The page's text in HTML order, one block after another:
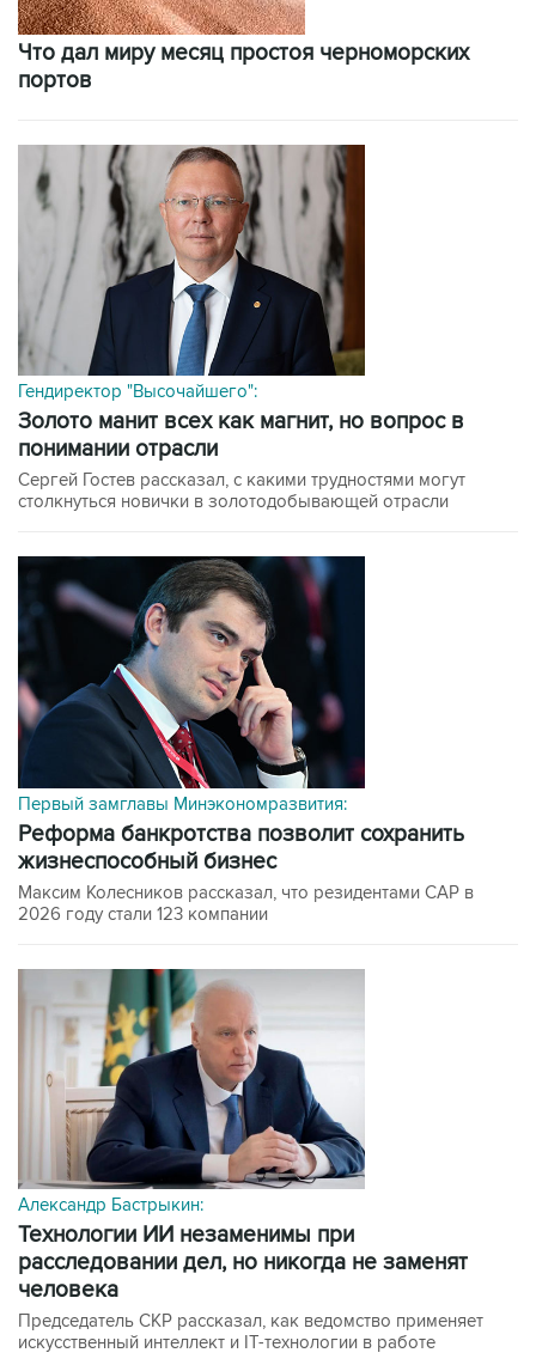
Что дал миру месяц простоя черноморских
портов
Гендиректор "Высочайшего":
Золото манит всех как магнит, но вопрос в
понимании отрасли
Сергей Гостев рассказал, с какими трудностями могут
столкнуться новички в золотодобывающей отрасли
Первый замглавы Минэкономразвития:
Реформа банкротства позволит сохранить
жизнеспособный бизнес
Максим Колесников рассказал, что резидентами САР в
2026 году стали 123 компании
Александр Бастрыкин:
технологии ИИ незаменимы при
расследовании дел, но никогда не заменят
человека
Председатель СКР рассказал, как ведомство применяет
искусственный интеллект и IT-технологии в работе